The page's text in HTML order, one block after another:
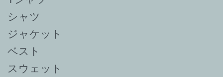
シャツ
ジャケット
ベスト
スウェット